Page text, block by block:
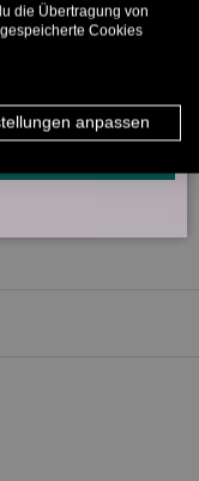
NACHRICHT,
die Übertragung von
Cookies
anpassen